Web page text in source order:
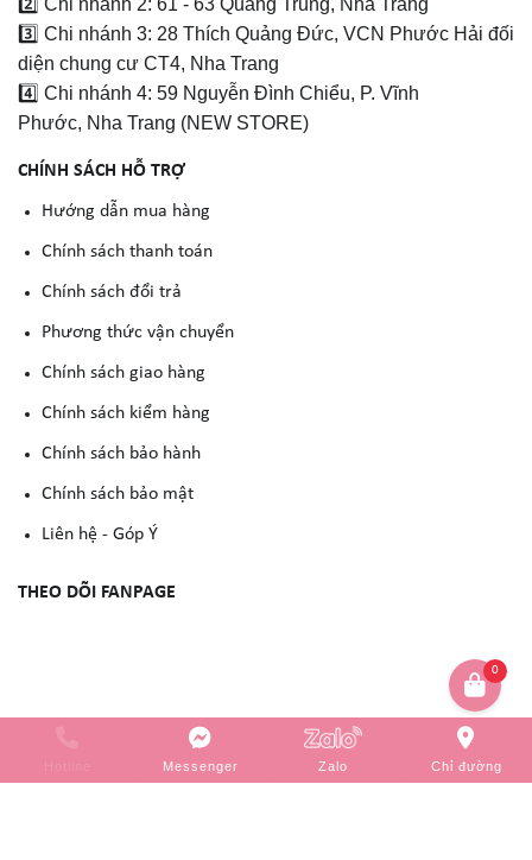
3️⃣ Chi nhánh 3: 28 Thích Quảng Đức, VCN Phước Hải đối
diện chung cư CT4, Nha Trang
4️⃣ Chi nhánh 4: 59 Nguyễn Đình Chiểu, P. Vĩnh
Phước, Nha Trang (NEW STORE)
CHÍNH SÁCH HỖ TRỢ
Hướng dẫn mua hàng
Chính sách thanh toán
Chính sách đổi trả
Phương thức vận chuyển
Chính sách giao hàng
Chính sách kiểm hàng
Chính sách bảo hành
Chính sách bảo mật
Liên hệ - Góp Ý
THEO DÕI FANPAGE
YẾN NGUYỄN COSMETIC. All rights reserved.
Design by
WebVPS.vn
0
Messenger Zalo Chỉ đường